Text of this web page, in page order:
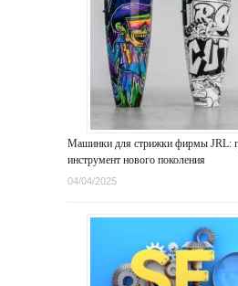
Машинки для стрижки фирмы JRL:
инструмент нового поколения
04/04/2025